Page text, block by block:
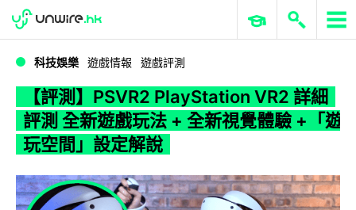
WWDC 2026 ERP 與商業 AI
科技娛樂 遊戲情報 遊戲評測
【評測】PSVR2 PlayStation VR2 詳細
評測 全新遊戲玩法 + 全新視覺體驗 +「遊
玩空間」設定解說